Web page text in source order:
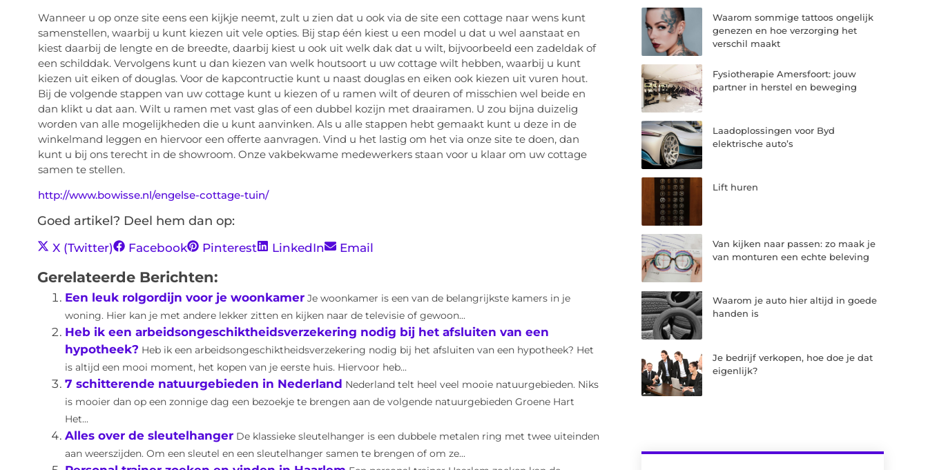
Wanneer u op onze site eens een kijkje neemt, zult u zien dat u ook via de site een cottage naar wens kunt
samenstellen, waarbij u kunt kiezen uit vele opties. Bij stap één kiest u een model u dat u wel aanstaat en
kiest daarbij de lengte en de breedte, daarbij kiest u ook uit welk dak dat u wilt, bijvoorbeeld een zadeldak of
een schilddak. Vervolgens kunt u dan kiezen van welk houtsoort u uw cottage wilt hebben, waarbij u kunt
kiezen uit eiken of douglas. Voor de kapcontructie kunt u naast douglas en eiken ook kiezen uit vuren hout.
Bij de volgende stappen van uw cottage kunt u kiezen of u ramen wilt of deuren of misschien wel beide en
dan klikt u dat aan. Wilt u ramen met vast glas of een dubbel kozijn met draairamen. U zou bijna duizelig
worden van alle mogelijkheden die u kunt aanvinken. Als u alle stappen hebt gemaakt kunt u deze in de
winkelmand leggen en hiervoor een offerte aanvragen. Vind u het lastig om het via onze site te doen, dan
kunt u bij ons terecht in de showroom. Onze vakbekwame medewerkers staan voor u klaar om uw cottage
samen te stellen.
http://www.bowisse.nl/engelse-cottage-tuin/
Goed artikel? Deel hem dan op:
X (Twitter) Facebook Pinterest LinkedIn Email
Gerelateerde Berichten:
Een leuk rolgordijn voor je woonkamer Je woonkamer is een van de belangrijkste kamers in je
woning. Hier kan je met andere lekker zitten en kijken naar de televisie of gewoon...
Heb ik een arbeidsongeschiktheidsverzekering nodig bij het afsluiten van een
hypotheek? Heb ik een arbeidsongeschiktheidsverzekering nodig bij het afsluiten van een hypotheek? Het
is altijd een mooi moment, het kopen van je eerste huis. Hiervoor heb...
7 schitterende natuurgebieden in Nederland Nederland telt heel veel mooie natuurgebieden. Niks
is mooier dan op een zonnige dag een bezoekje te brengen aan de volgende natuurgebieden Groene Hart
Het...
Alles over de sleutelhanger De klassieke sleutelhanger is een dubbele metalen ring met twee uiteinden
aan weerszijden. Om een sleutel en een sleutelhanger samen te brengen of om ze...
Waarom sommige tattoos ongelijk
genezen en hoe verzorging het
verschil maakt
Fysiotherapie Amersfoort: jouw
partner in herstel en beweging
Laadoplossingen voor Byd
elektrische auto’s
Lift huren
Van kijken naar passen: zo maak je
van monturen een echte beleving
Waarom je auto hier altijd in goede
handen is
Je bedrijf verkopen, hoe doe je dat
eigenlijk?